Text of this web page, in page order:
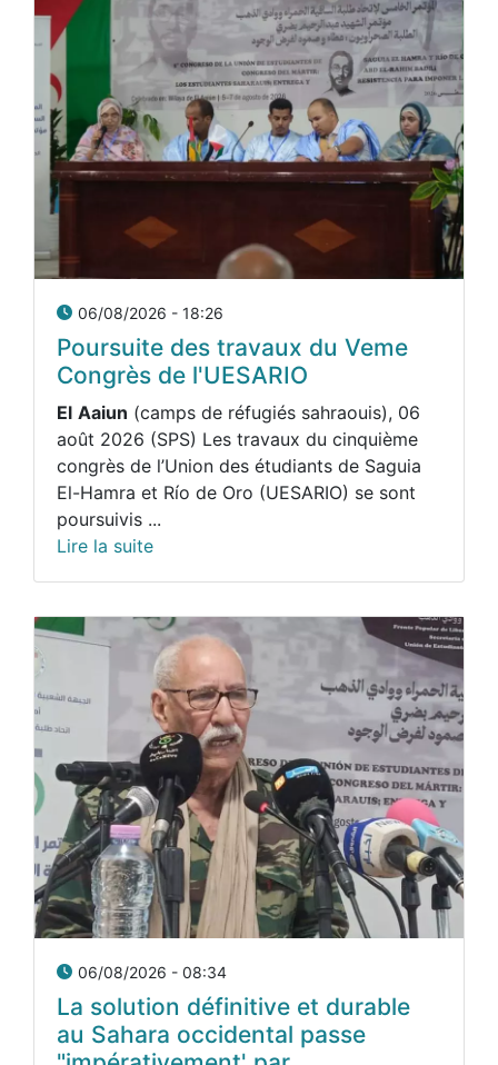
06/08/2026 - 18:26
Poursuite des travaux du Veme
Congrès de l'UESARIO
El Aaiun (camps de réfugiés sahraouis), 06
août 2026 (SPS) Les travaux du cinquième
congrès de l’Union des étudiants de Saguia
El-Hamra et Río de Oro (UESARIO) se sont
poursuivis ...
Lire la suite
06/08/2026 - 08:34
La solution définitive et durable
au Sahara occidental passe